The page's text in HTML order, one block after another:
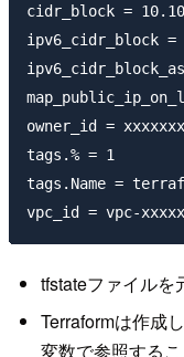
cidr_block =
ipv6_cidr_block =
owner_id =
tags.% = 1
tags.Name =
tfstateファイルを
Terraformは作成
変数で参照する